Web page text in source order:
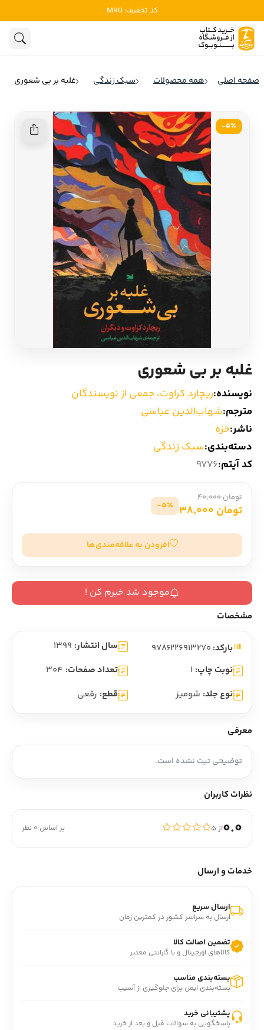
کد تخفیف: MRD
ادبیات
تاریخ و سیاست
کودک و نوجوان
ادیان و اساطیر
ادبیات انگلیس
ادبیات فرانسه
ادبیات ایتالیا
ادبیات روسیه
ادبیات آمریکای لاتین
ادبیات آلمان
ادبیات ترکیه
ادبیات آسیا
سایر کشورهای اروپا
داستان کوتاه
شعر و متون کهن
زندگینامه
صفحه اصلی همه محصولات سبک زندگی غلبه بر بی شعوری
5٪-
غلبه بر بی شعوری
نویسنده:ریچارد کراوت، جمعی از نویسندگان
مترجم:شهاب‌الدین عباسی
ناشر:خزه
دسته‌بندی:سبک زندگی
کد آیتم:9776
تومان 40,000
تومان 38,000 5٪-
افزودن به علاقه‌مندی‌ها
موجود شد خبرم کن !
مشخصات
بارکد: سال انتشار: 1399
نوبت چاپ: 1 تعداد صفحات: 304
نوع جلد: شومیز قطع: رقعی
معرفی
توضیحی ثبت نشده است.
نظرات کاربران
0.0از ۵ بر اساس 0 نظر
خدمات و ارسال
ارسال سریع
ارسال به سراسر کشور در کمترین زمان
تضمین اصالت کالا
کالاهای اورجینال و با گارانتی معتبر
بسته‌بندی مناسب
بسته‌بندی ایمن برای جلوگیری از آسیب
پشتیبانی خرید
پاسخگویی به سوالات قبل و بعد از خرید